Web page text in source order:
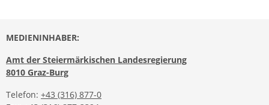
MEDIENINHABER:
Amt der Steiermärkischen Landesregierung
8010 Graz-Burg
Telefon: +43 (316) 877-0